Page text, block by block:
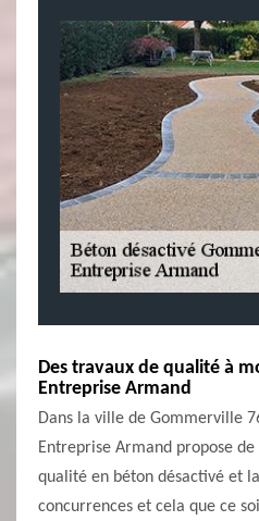
Des travaux de qualité à
Entreprise Armand
Dans la ville de Gommerville
Entreprise Armand propose
qualité en béton désactivé et
concurrences et cela que ce